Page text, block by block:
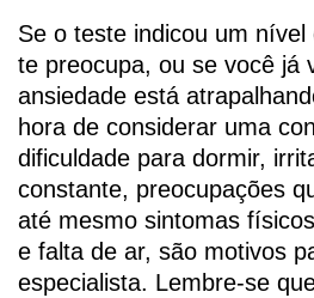
Se o teste indicou um nível
te preocupa, ou se você já
ansiedade está
hora de considerar uma
dificuldade para dormir,
constante, preocupações
até mesmo sintomas
e falta de ar, são motivos
especialista. Lembre-se